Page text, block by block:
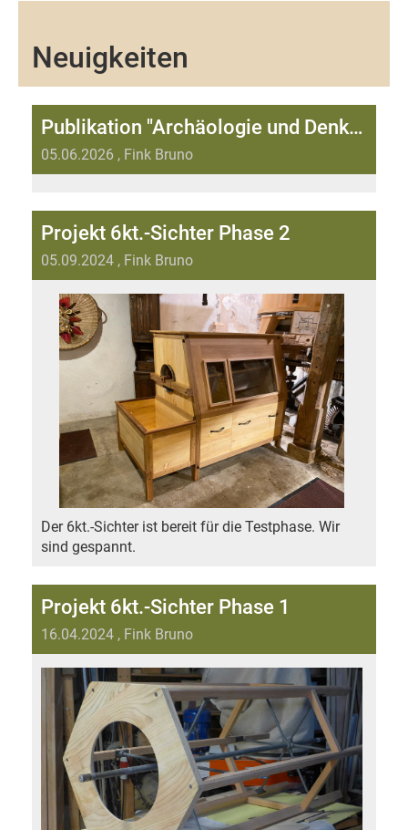
Neuigkeiten
Publikation "Archäologie und Denkmalpflege im Kanton Solothurn" Band 30/2025
05.06.2026 , Fink Bruno
Projekt 6kt.-Sichter Phase 2
05.09.2024 , Fink Bruno
Der 6kt.-Sichter ist bereit für die Testphase. Wir
sind gespannt.
Projekt 6kt.-Sichter Phase 1
16.04.2024 , Fink Bruno